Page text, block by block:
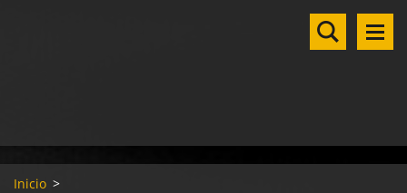
Inicio >